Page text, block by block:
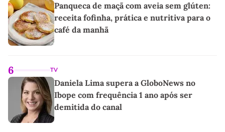
Panqueca de maçã com aveia sem glúten:
receita fofinha, prática e nutritiva para o
café da manhã
6 TV
Daniela Lima supera a GloboNews no
Ibope com frequência 1 ano após ser
demitida do canal